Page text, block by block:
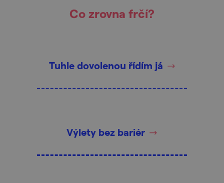
Co zrovna frčí?
Tuhle dovolenou řídím já
Výlety bez bariér